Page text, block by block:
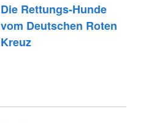
Die Rettungs-Hunde
vom Deutschen Roten
Kreuz